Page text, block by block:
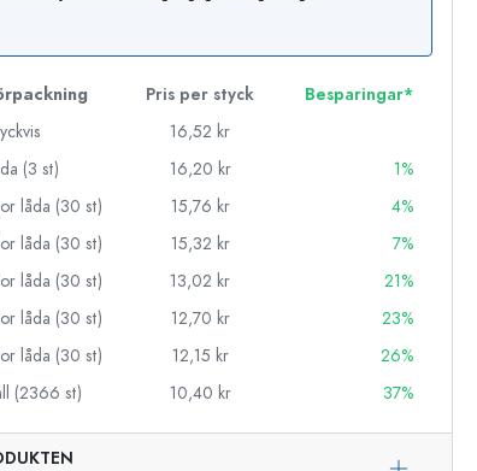
Pris per styck
Besparingar*
16,52 kr
(3 st) 16,20 kr
1%
låda (30 st) 15,76 kr
4%
låda (30 st) 15,32 kr
7%
låda (30 st) 13,02 kr
21%
låda (30 st) 12,70 kr
23%
låda (30 st) 12,15 kr
26%
(2366 st) 10,40 kr 37%